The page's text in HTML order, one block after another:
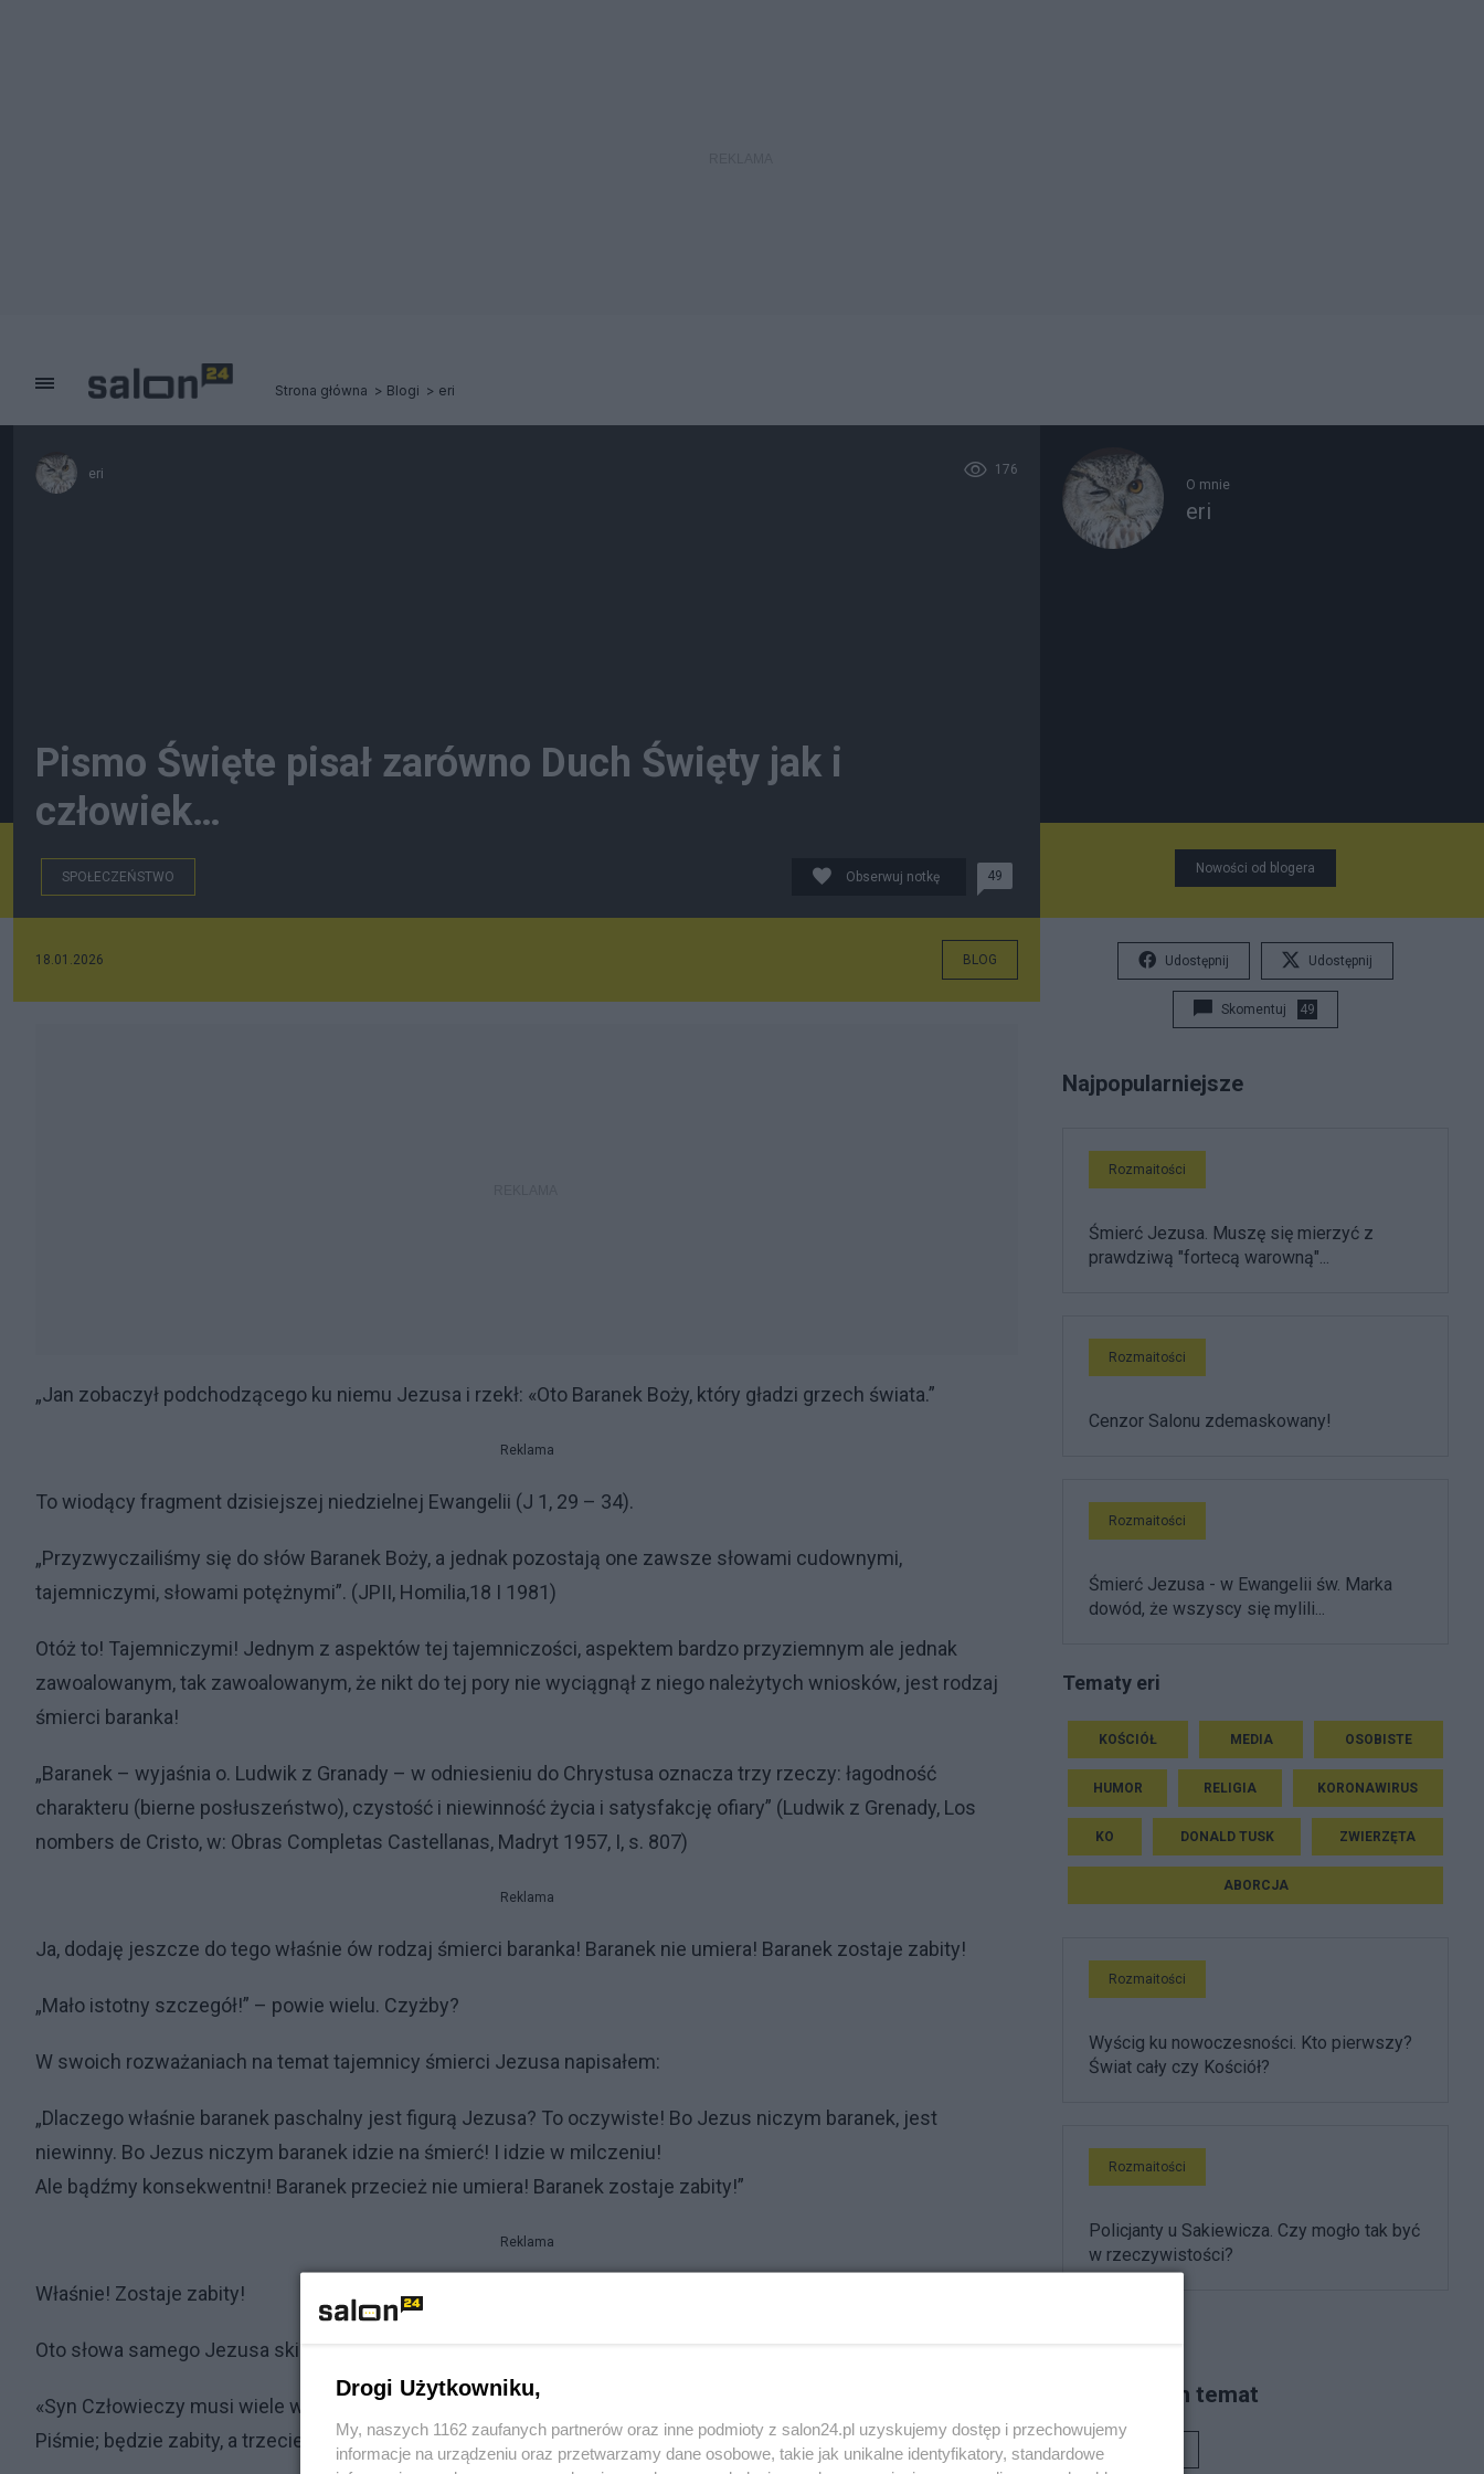
Strona główna Blogi eri
eri 176
Pismo Święte pisał zarówno Duch Święty jak i
człowiek…
SPOŁECZEŃSTWO Obserwuj notkę 49
18.01.2026 BLOG
„Jan zobaczył podchodzącego ku niemu Jezusa i rzekł: «Oto Baranek Boży, który gładzi grzech świata.”
Reklama
To wiodący fragment dzisiejszej niedzielnej Ewangelii (J 1, 29 – 34).
„Przyzwyczailiśmy się do słów Baranek Boży, a jednak pozostają one zawsze słowami cudownymi,
tajemniczymi, słowami potężnymi”. (JPII, Homilia,18 I 1981)
Otóż to! Tajemniczymi! Jednym z aspektów tej tajemniczości, aspektem bardzo przyziemnym ale jednak
zawoalowanym, tak zawoalowanym, że nikt do tej pory nie wyciągnął z niego należytych wniosków, jest rodzaj
śmierci baranka!
„Baranek – wyjaśnia o. Ludwik z Granady – w odniesieniu do Chrystusa oznacza trzy rzeczy: łagodność
charakteru (bierne posłuszeństwo), czystość i niewinność życia i satysfakcję ofiary” (Ludwik z Grenady, Los
nombers de Cristo, w: Obras Completas Castellanas, Madryt 1957, I, s. 807)
Reklama
Ja, dodaję jeszcze do tego właśnie ów rodzaj śmierci baranka! Baranek nie umiera! Baranek zostaje zabity!
„Mało istotny szczegół!” – powie wielu. Czyżby?
W swoich rozważaniach na temat tajemnicy śmierci Jezusa napisałem:
„Dlaczego właśnie baranek paschalny jest figurą Jezusa? To oczywiste! Bo Jezus niczym baranek, jest
niewinny. Bo Jezus niczym baranek idzie na śmierć! I idzie w milczeniu!
Ale bądźmy konsekwentni! Baranek przecież nie umiera! Baranek zostaje zabity!”
Reklama
Właśnie! Zostaje zabity!
Oto słowa samego Jezusa skierowane do Apostołów:
«Syn Człowieczy musi wiele wycierpieć: będzie odrzucony przez starszyznę, arcykapłanów i uczonych w
Piśmie; będzie zabity, a trzeciego dnia zmartwychwstanie». (Łk 9, 22)
O mnie
eri
Nowości od blogera
Udostępnij Udostępnij
Skomentuj 49
Najpopularniejsze
Rozmaitości
Śmierć Jezusa. Muszę się mierzyć z
prawdziwą "fortecą warowną"...
Rozmaitości
Cenzor Salonu zdemaskowany!
Rozmaitości
Śmierć Jezusa - w Ewangelii św. Marka
dowód, że wszyscy się mylili...
Tematy eri
KOŚCIÓŁ MEDIA OSOBISTE
HUMOR RELIGIA KORONAWIRUS
KO DONALD TUSK ZWIERZĘTA
ABORCJA
Rozmaitości
Wyścig ku nowoczesności. Kto pierwszy?
Świat cały czy Kościół?
Rozmaitości
Policjanty u Sakiewicza. Czy mogło tak być
w rzeczywistości?
Piszą na ten temat
Drogi Użytkowniku,
My, naszych 1162 zaufanych partnerów oraz inne podmioty z salon24.pl uzyskujemy dostęp i przechowujemy
informacje na urządzeniu oraz przetwarzamy dane osobowe, takie jak unikalne identyfikatory, standardowe